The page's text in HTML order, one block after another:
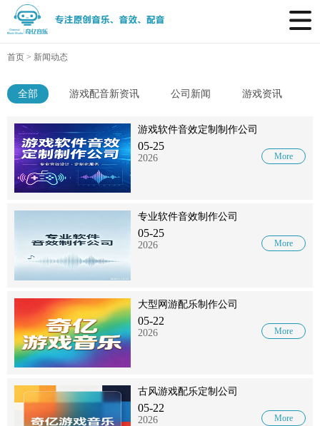
首页 > 新闻动态
全部 游戏配音新资讯 公司新闻 游戏资讯
游戏软件音效定制制作公司
05-25
2026 More
专业软件音效制作公司
05-25
2026 More
大型网游配乐制作公司
05-22
2026 More
古风游戏配乐定制公司
05-22
2026 More